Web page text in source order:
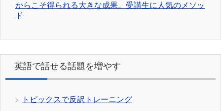
からこそ得られる大きな成果。受講生に人気のメソッ
ド
英語で話せる話題を増やす
トピックスで反訳トレーニング